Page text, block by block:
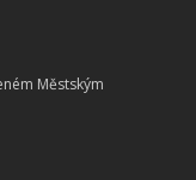
Městským